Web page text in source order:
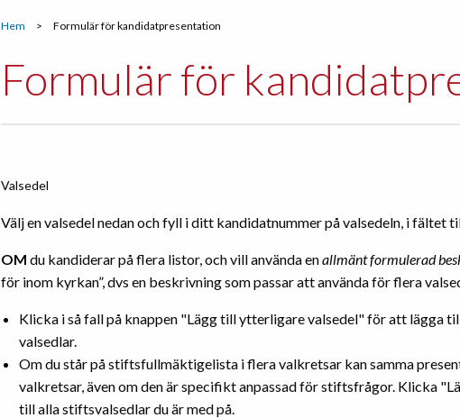
Hem > Formulär för kandidatpresentation
Formulär för
Valsedel
Välj en valsedel nedan och fyll i ditt kandidatnummer på valsedeln, i fältet
OM du kandiderar på flera listor, och vill använda enallmänt formulerad
för inom kyrkan”, dvs en beskrivning som passar att använda för flera
Klicka i så fall på knappen "Lägg till ytterligare valsedel" för att lägga
valsedlar.
Om du står på stiftsfullmäktigelista i flera valkretsar kan samma
valkretsar, även om den är specifikt anpassad för stiftsfrågor. Klicka
till alla stiftsvalsedlar du är med på.